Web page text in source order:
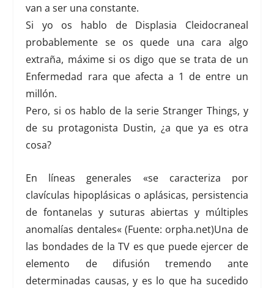
van a ser una constante.
Si yo os hablo de Displasia Cleidocraneal
probablemente se os quede una cara algo
extraña, máxime si os digo que se trata de un
Enfermedad rara que afecta a 1 de entre un
millón.
Pero, si os hablo de la serie Stranger Things, y
de su protagonista Dustin, ¿a que ya es otra
cosa?
En líneas generales «se caracteriza por
clavículas hipoplásicas o aplásicas, persistencia
de fontanelas y suturas abiertas y múltiples
anomalías dentales«(Fuente: orpha.net)Una de
las bondades de la TV es que puede ejercer de
elemento de difusión tremendo ante
determinadas causas, y es lo que ha sucedido